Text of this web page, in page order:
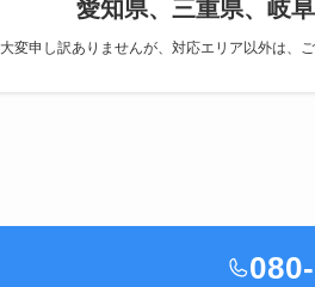
愛知県、三重県、岐
大変申し訳ありませんが、対応エリア以外は、